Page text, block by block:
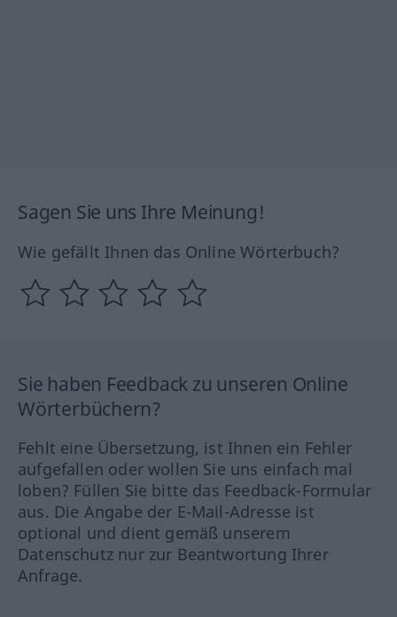
Sagen Sie uns Ihre Meinung!
Wie gefällt Ihnen das Online Wörterbuch?
Sie haben Feedback zu unseren Online
Wörterbüchern?
Fehlt eine Übersetzung, ist Ihnen ein Fehler
aufgefallen oder wollen Sie uns einfach mal
loben? Füllen Sie bitte das Feedback-Formular
aus. Die Angabe der E-Mail-Adresse ist
optional und dient gemäß unserem
Datenschutz nur zur Beantwortung Ihrer
Anfrage.